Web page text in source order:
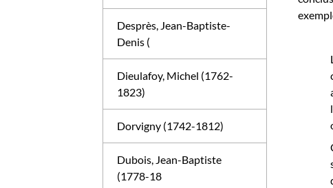
Desprès, Jean-Baptiste-
Denis (
Dieulafoy, Michel (1762-
1823)
Dorvigny (1742-1812)
Dubois, Jean-Baptiste
(1778-18